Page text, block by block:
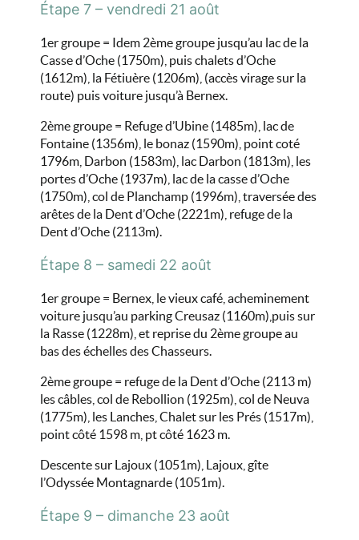
Étape 7 – vendredi 21 août
1er groupe = Idem 2ème groupe jusqu’au lac de la
Casse d’Oche (1750m), puis chalets d’Oche
(1612m), la Fétiuère (1206m), (accès virage sur la
route) puis voiture jusqu’à Bernex.
2ème groupe = Refuge d’Ubine (1485m), lac de
Fontaine (1356m), le bonaz (1590m), point coté
1796m, Darbon (1583m), lac Darbon (1813m), les
portes d’Oche (1937m), lac de la casse d’Oche
(1750m), col de Planchamp (1996m), traversée des
arêtes de la Dent d’Oche (2221m), refuge de la
Dent d’Oche (2113m).
Étape 8 – samedi 22 août
1er groupe = Bernex, le vieux café, acheminement
voiture jusqu’au parking Creusaz (1160m),puis sur
la Rasse (1228m), et reprise du 2ème groupe au
bas des échelles des Chasseurs.
2ème groupe = refuge de la Dent d’Oche (2113 m)
les câbles, col de Rebollion (1925m), col de Neuva
(1775m), les Lanches, Chalet sur les Prés (1517m),
point côté 1598 m, pt côté 1623 m.
Descente sur Lajoux (1051m), Lajoux, gîte
l’Odyssée Montagnarde (1051m).
Étape 9 – dimanche 23 août